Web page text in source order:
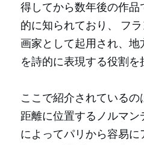
得してから数年後の作
的に知られており、 フ
画家として起用され、
を詩的に表現する役割を
ここで紹介されている
距離に位置するノルマ
によってパリから容易